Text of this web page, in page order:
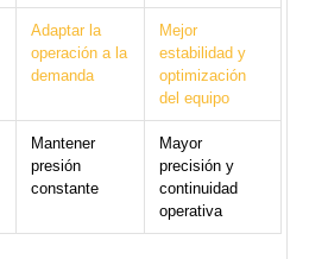
Adaptar la
operación a la
demanda
Mejor
estabilidad y
optimización
del equipo
Mantener
presión
constante
Mayor
precisión y
continuidad
operativa